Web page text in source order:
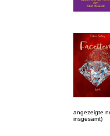
angezeigte
insgesamt)